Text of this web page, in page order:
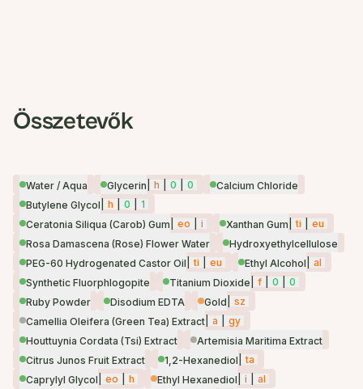
Összetevők
Water / Aqua Glycerin h 0 0
Calcium Chloride
Butylene Glycol
h 0
1
Ceratonia Siliqua (Carob) Gum
eo i Xanthan Gum ti
eu
Rosa Damascena (Rose) Flower Water
Hydroxyethylcellulose
PEG-60 Hydrogenated Castor Oil
ti eu Ethyl Alcohol
al
Synthetic Fluorphlogopite
Titanium Dioxide f 0
0
Ruby Powder
Disodium EDTA Gold
sz
Camellia Oleifera (Green Tea) Extract a
gy
Houttuynia Cordata (Tsi) Extract
Artemisia Maritima Extract
Citrus Junos Fruit Extract
1,2-Hexanediol
ta
Caprylyl Glycol
eo h Ethyl Hexanediol i
al